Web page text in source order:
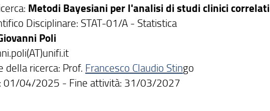
Metodi Bayesiani per l'analisi di studi clinici correlati
Disciplinare: STAT-01/A - Statistica
Poli
della ricerca: Prof. Francesco Claudio Stingo
01/04/2025 - Fine attività: 31/03/2027